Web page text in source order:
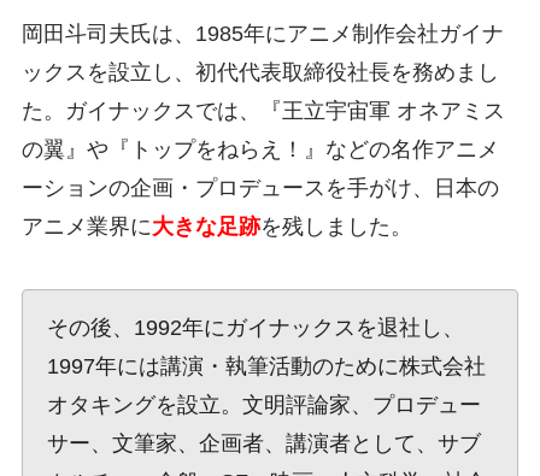
岡田斗司夫氏は、1985年にアニメ制作会社ガイナ
ックスを設立し、初代代表取締役社長を務めまし
た。ガイナックスでは、『王立宇宙軍 オネアミス
の翼』や『トップをねらえ！』などの名作アニメ
ーションの企画・プロデュースを手がけ、日本の
アニメ業界に大きな足跡を残しました。
その後、1992年にガイナックスを退社し、
1997年には講演・執筆活動のために株式会社
オタキングを設立。文明評論家、プロデュー
サー、文筆家、企画者、講演者として、サブ